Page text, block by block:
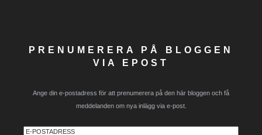
PRENUMERERA PÅ BLOGGEN
VIA EPOST
Ange din e-postadress för att prenumerera på den här bloggen och få
meddelanden om nya inlägg via e-post.
E-